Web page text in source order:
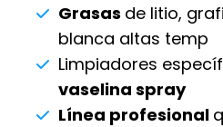
Grasas de litio,
blanca altas temp
Limpiadores
vaselina spray
Línea profesional